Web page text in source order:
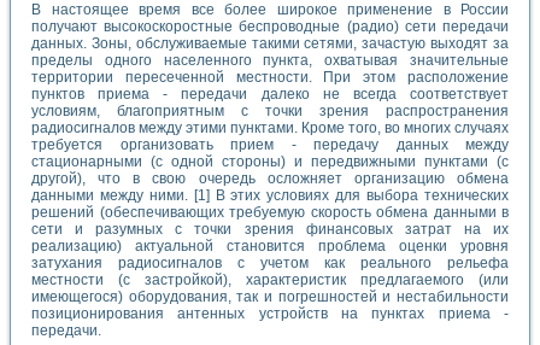
В настоящее время все более широкое применение в России
получают высокоскоростные беспроводные (радио) сети передачи
данных. Зоны, обслуживаемые такими сетями, зачастую выходят за
пределы одного населенного пункта, охватывая значительные
территории пересеченной местности. При этом расположение
пунктов приема - передачи далеко не всегда соответствует
условиям, благоприятным с точки зрения распространения
радиосигналов между этими пунктами. Кроме того, во многих случаях
требуется организовать прием - передачу данных между
стационарными (с одной стороны) и передвижными пунктами (с
другой), что в свою очередь осложняет организацию обмена
данными между ними. [1] В этих условиях для выбора технических
решений (обеспечивающих требуемую скорость обмена данными в
сети и разумных с точки зрения финансовых затрат на их
реализацию) актуальной становится проблема оценки уровня
затухания радиосигналов с учетом как реального рельефа
местности (с застройкой), характеристик предлагаемого (или
имеющегося) оборудования, так и погрешностей и нестабильности
позиционирования антенных устройств на пунктах приема -
передачи.